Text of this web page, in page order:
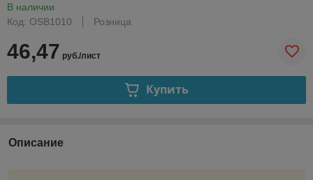
В наличии
Код: OSB1010
Розница
46,47 руб./лист
Купить
Описание